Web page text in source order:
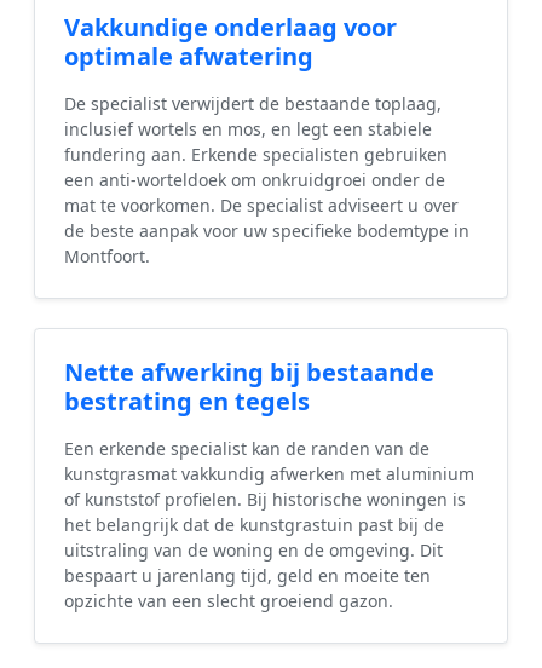
Vakkundige onderlaag voor
optimale afwatering
De specialist verwijdert de bestaande toplaag,
inclusief wortels en mos, en legt een stabiele
fundering aan. Erkende specialisten gebruiken
een anti-worteldoek om onkruidgroei onder de
mat te voorkomen. De specialist adviseert u over
de beste aanpak voor uw specifieke bodemtype in
Montfoort.
Nette afwerking bij bestaande
bestrating en tegels
Een erkende specialist kan de randen van de
kunstgrasmat vakkundig afwerken met aluminium
of kunststof profielen. Bij historische woningen is
het belangrijk dat de kunstgrastuin past bij de
uitstraling van de woning en de omgeving. Dit
bespaart u jarenlang tijd, geld en moeite ten
opzichte van een slecht groeiend gazon.